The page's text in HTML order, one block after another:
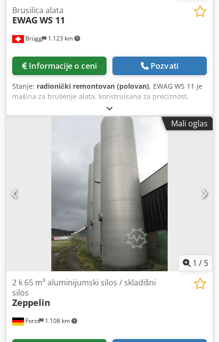
Brügg 1.123 km
Brusilica alata
EWAG WS 11
Informacije o ceni Pozvati
Stanje: radionički remontovan (polovan), EWAG WS 11 je
mašina za brušenje alata, konstruisana za preciznost,
visoku tačnost i pouzdanost. X/Y/Z 100 mm; brusni točak
Ø75 mm; osa A: -135°/+30°; radno vreteno 100–1300 o/min;
vertikalno podešavanje 100 mm; prihvat kolevki 20 W.
Brusno vreteno 2500–7100 o/min; 380 V, 60 Hz; 0,4 kW;
~350 kg; dimenzije 1000×1000×1800 mm. Oprema: set
prihvatnih čaura, prirubnice, držač brusnog točka, lampa,
Z-podesiva jedinica. Omogućava uske tolerancije; Sektori:
automobilska industrija, avioindustrija, časovničarstvo,
medicinska tehnika. Dsdpfxsyxnz Tj Ac Ujck
Mali oglas
1 / 5
Forst 1.108 km
2 k 65 m³ aluminijumski silos / skladišni
silos
Zeppelin